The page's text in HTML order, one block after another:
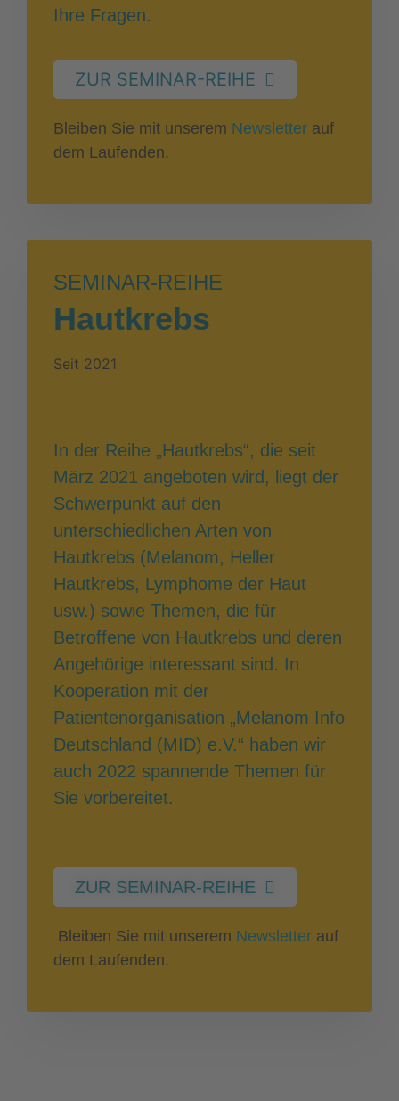
Ihre Fragen.
ZUR SEMINAR-REIHE
Bleiben Sie mit unserem Newsletter auf
dem Laufenden.
SEMINAR-REIHE
Hautkrebs
Seit 2021
In der Reihe „Hautkrebs“, die seit
März 2021 angeboten wird, liegt der
Schwerpunkt auf den
unterschiedlichen Arten von
Hautkrebs (Melanom, Heller
Hautkrebs, Lymphome der Haut
usw.) sowie Themen, die für
Betroffene von Hautkrebs und deren
Angehörige interessant sind. In
Kooperation mit der
Patientenorganisation „Melanom Info
Deutschland (MID) e.V.“ haben wir
auch 2022 spannende Themen für
Sie vorbereitet.
ZUR SEMINAR-REIHE
Bleiben Sie mit unserem Newsletter auf
dem Laufenden.